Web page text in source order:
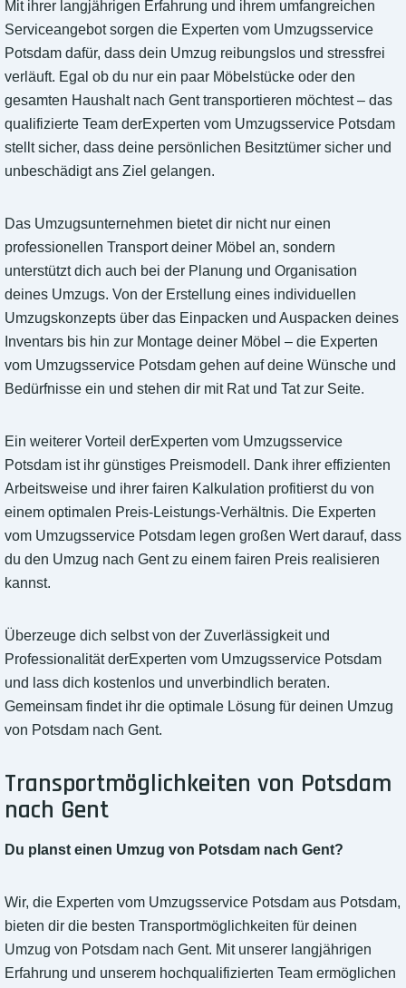
Mit ihrer langjährigen Erfahrung und ihrem umfangreichen
Serviceangebot sorgen die Experten vom Umzugsservice
Potsdam dafür, dass dein Umzug reibungslos und stressfrei
verläuft. Egal ob du nur ein paar Möbelstücke oder den
gesamten Haushalt nach Gent transportieren möchtest – das
qualifizierte Team derExperten vom Umzugsservice Potsdam
stellt sicher, dass deine persönlichen Besitztümer sicher und
unbeschädigt ans Ziel gelangen.
Das Umzugsunternehmen bietet dir nicht nur einen
professionellen Transport deiner Möbel an, sondern
unterstützt dich auch bei der Planung und Organisation
deines Umzugs. Von der Erstellung eines individuellen
Umzugskonzepts über das Einpacken und Auspacken deines
Inventars bis hin zur Montage deiner Möbel – die Experten
vom Umzugsservice Potsdam gehen auf deine Wünsche und
Bedürfnisse ein und stehen dir mit Rat und Tat zur Seite.
Ein weiterer Vorteil derExperten vom Umzugsservice
Potsdam ist ihr günstiges Preismodell. Dank ihrer effizienten
Arbeitsweise und ihrer fairen Kalkulation profitierst du von
einem optimalen Preis-Leistungs-Verhältnis. Die Experten
vom Umzugsservice Potsdam legen großen Wert darauf, dass
du den Umzug nach Gent zu einem fairen Preis realisieren
kannst.
Überzeuge dich selbst von der Zuverlässigkeit und
Professionalität derExperten vom Umzugsservice Potsdam
und lass dich kostenlos und unverbindlich beraten.
Gemeinsam findet ihr die optimale Lösung für deinen Umzug
von Potsdam nach Gent.
Transportmöglichkeiten von Potsdam
nach Gent
Du planst einen Umzug von Potsdam nach Gent?
Wir, die Experten vom Umzugsservice Potsdam aus Potsdam,
bieten dir die besten Transportmöglichkeiten für deinen
Umzug von Potsdam nach Gent. Mit unserer langjährigen
Erfahrung und unserem hochqualifizierten Team ermöglichen